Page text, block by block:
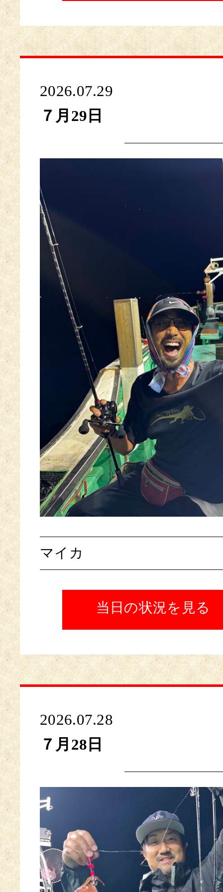
2026.07.29
７月29日
マイカ
当日の状況を見る
2026.07.28
７月28日